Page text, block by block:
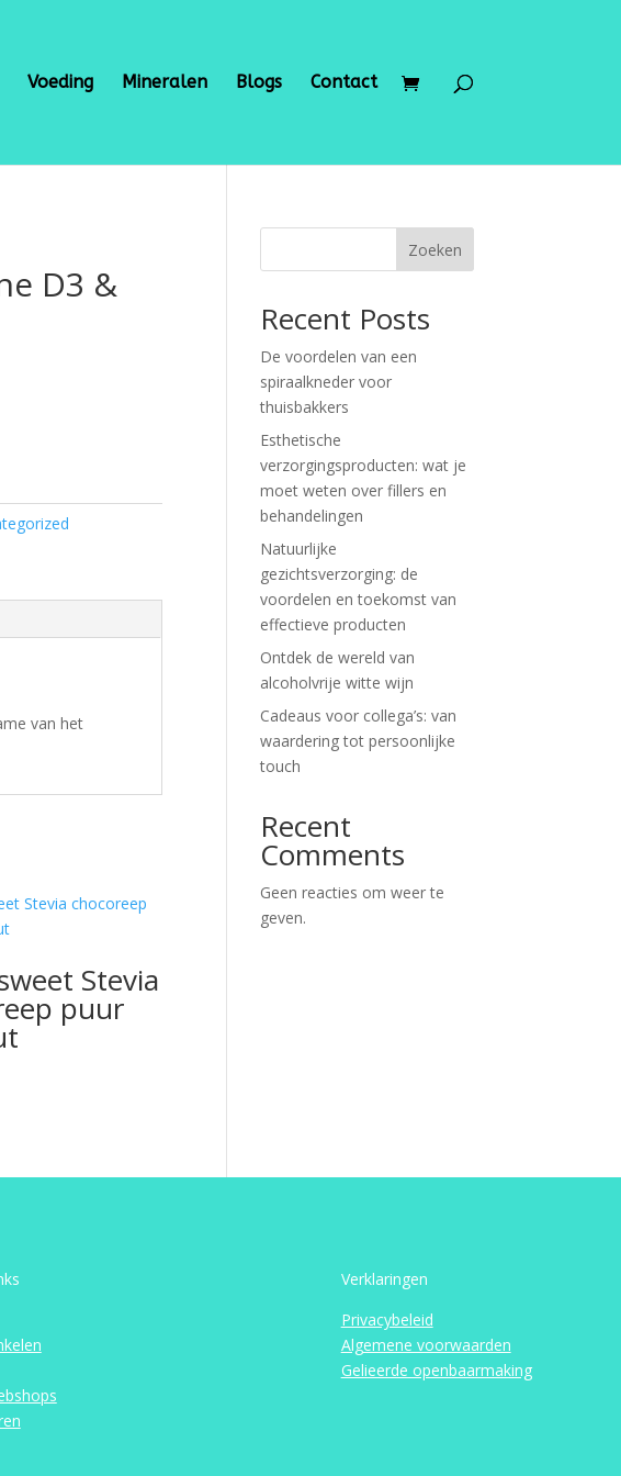
Voeding Mineralen Blogs Contact
D3 &
van het
Stevia
puur
Zoeken
Recent Posts
De voordelen van een
spiraalkneder voor
thuisbakkers
Esthetische
verzorgingsproducten: wat je
moet weten over fillers en
behandelingen
Natuurlijke
gezichtsverzorging: de
voordelen en toekomst van
effectieve producten
Ontdek de wereld van
alcoholvrije witte wijn
Cadeaus voor collega’s: van
waardering tot persoonlijke
touch
Recent
Comments
Geen reacties om weer te
geven.
Verklaringen
Privacybeleid
Algemene voorwaarden
Gelieerde openbaarmaking